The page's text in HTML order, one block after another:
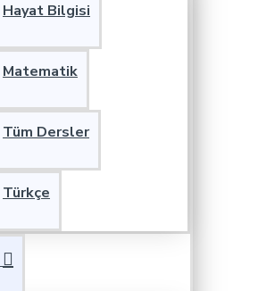
Hayat Bilgisi
Matematik
Tüm Dersler
Türkçe